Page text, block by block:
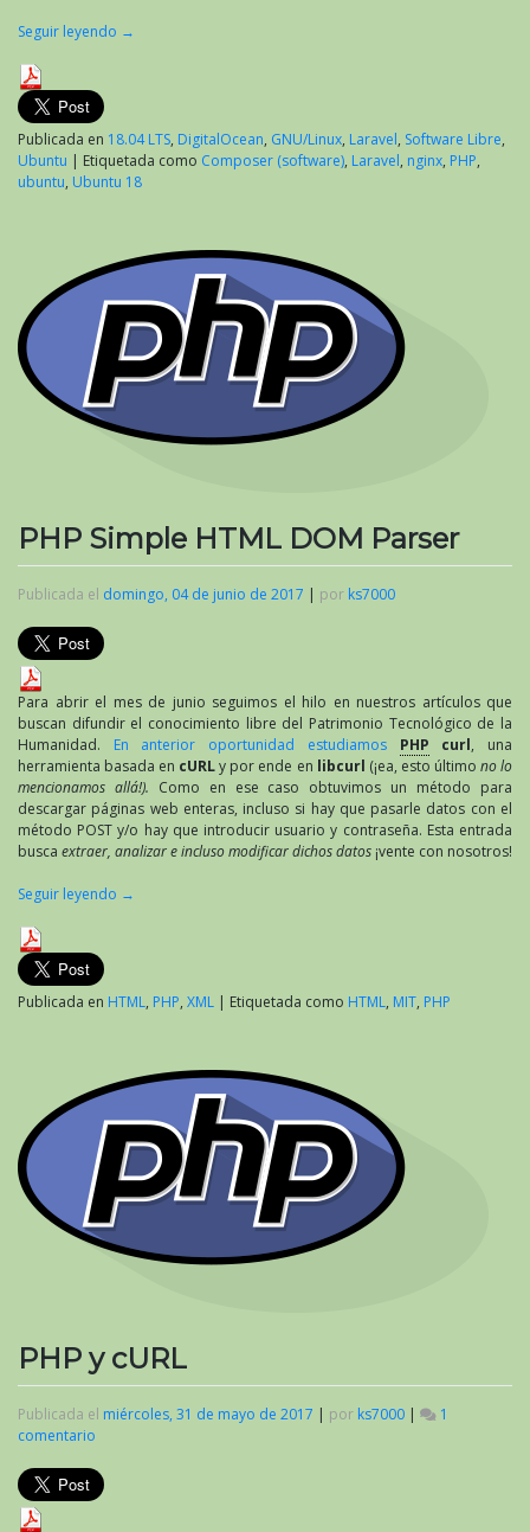
Seguir leyendo →
Publicada en 18.04 LTS, DigitalOcean, GNU/Linux, Laravel, Software Libre,
Ubuntu | Etiquetada como Composer (software), Laravel, nginx, PHP,
ubuntu, Ubuntu 18
PHP Simple HTML DOM Parser
Publicada el domingo, 04 de junio de 2017 | por ks7000
Para abrir el mes de junio seguimos el hilo en nuestros artículos que
buscan difundir el conocimiento libre del Patrimonio Tecnológico de la
Humanidad. En anterior oportunidad estudiamos PHP curl, una
herramienta basada en cURLy por ende en libcurl (¡ea, esto último no lo
mencionamos allá!). Como en ese caso obtuvimos un método para
descargar páginas web enteras, incluso si hay que pasarle datos con el
método POST y/o hay que introducir usuario y contraseña. Esta entrada
busca extraer, analizar e incluso modificar dichos datos ¡vente con nosotros!
Seguir leyendo →
Publicada en HTML, PHP, XML | Etiquetada como HTML, MIT, PHP
PHP y cURL
Publicada el miércoles, 31 de mayo de 2017 | por ks7000 |
1
comentario
y
cURL